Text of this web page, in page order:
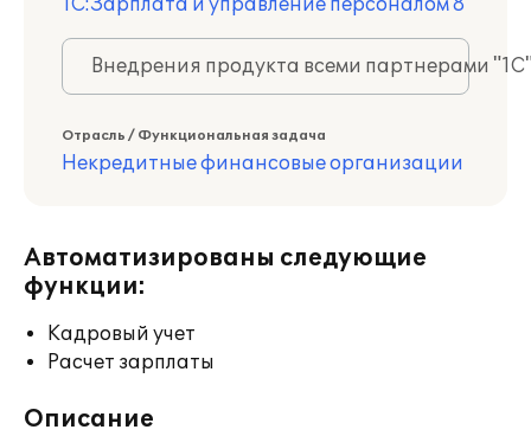
1С:Зарплата и управление персоналом 8
Внедрения продукта всеми партнерами
Отрасль / Функциональная задача
Некредитные финансовые организации
Автоматизированы следующие
функции:
Кадровый учет
Расчет зарплаты
Описание